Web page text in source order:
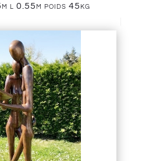
l 0.55m poids 45kg